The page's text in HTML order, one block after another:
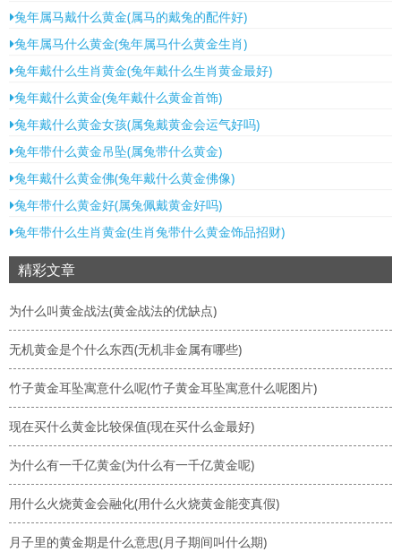
兔年属马戴什么黄金(属马的戴兔的配件好)
兔年属马什么黄金(兔年属马什么黄金生肖)
兔年戴什么生肖黄金(兔年戴什么生肖黄金最好)
兔年戴什么黄金(兔年戴什么黄金首饰)
兔年戴什么黄金女孩(属兔戴黄金会运气好吗)
兔年带什么黄金吊坠(属兔带什么黄金)
兔年戴什么黄金佛(兔年戴什么黄金佛像)
兔年带什么黄金好(属兔佩戴黄金好吗)
兔年带什么生肖黄金(生肖兔带什么黄金饰品招财)
精彩文章
为什么叫黄金战法(黄金战法的优缺点)
无机黄金是个什么东西(无机非金属有哪些)
竹子黄金耳坠寓意什么呢(竹子黄金耳坠寓意什么呢图片)
现在买什么黄金比较保值(现在买什么金最好)
为什么有一千亿黄金(为什么有一千亿黄金呢)
用什么火烧黄金会融化(用什么火烧黄金能变真假)
月子里的黄金期是什么意思(月子期间叫什么期)